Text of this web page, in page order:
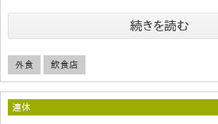
続きを読む
外食 飲食店
連休